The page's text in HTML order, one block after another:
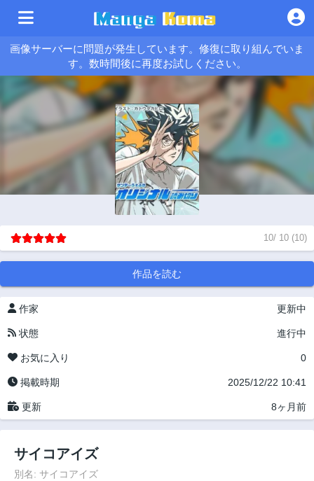
画像サーバーに問題が発生しています。修復に取り組んでいま
す。数時間後に再度お試しください。
10/ 10 (10)
作品を読む
作家 更新中
状態 進行中
お気に入り 0
掲載時期 2025/12/22 10:41
更新 8ヶ月前
サイコアイズ
別名: サイコアイズ